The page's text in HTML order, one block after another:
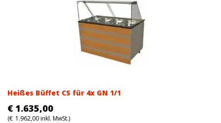
Heißes Büffet CS für 4x GN 1/1
€ 1.635,00
(€ 1.962,00inkl. MwSt.)